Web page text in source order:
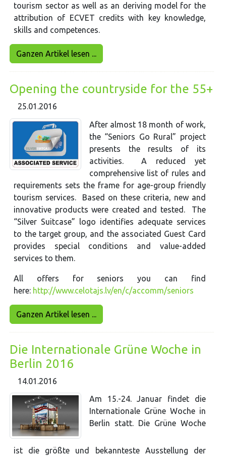
tourism sector as well as an deriving model for the
attribution of ECVET credits with key knowledge,
skills and competences.
Ganzen Artikel lesen ...
Opening the countryside for the 55+
25.01.2016
After almost 18 month of work,
the “Seniors Go Rural” project
presents the results of its
activities. A reduced yet
comprehensive list of rules and
requirements sets the frame for age-group friendly
tourism services. Based on these criteria, new and
innovative products were created and tested. The
“Silver Suitcase” logo identifies adequate services
to the target group, and the associated Guest Card
provides special conditions and value-added
services to them.
All offers for seniors you can find
here: http://www.celotajs.lv/en/c/accomm/seniors
Ganzen Artikel lesen ...
Die Internationale Grüne Woche in
Berlin 2016
14.01.2016
Am 15.-24. Januar findet die
Internationale Grüne Woche in
Berlin statt. Die Grüne Woche
ist die größte und bekannteste Ausstellung der